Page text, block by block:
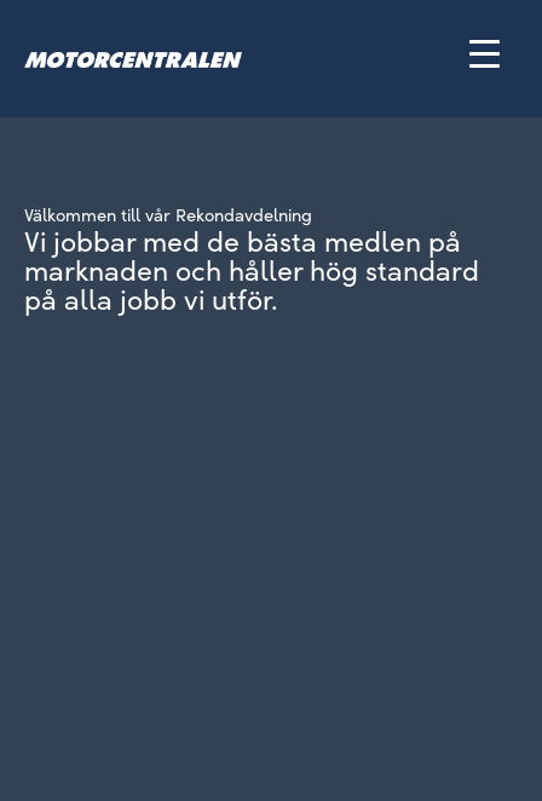
innehåll
Välkommen till vår Rekondavdelning
Vi jobbar med de bästa medlen på
marknaden och håller hög standard
på alla jobb vi utför.